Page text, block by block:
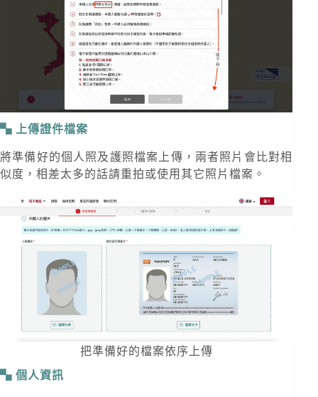
上傳證件檔案
將準備好的個人照及護照檔案上傳，兩者照片會比對相
似度，相差太多的話請重拍或使用其它照片檔案。
把準備好的檔案依序上傳
個人資訊